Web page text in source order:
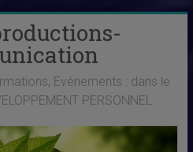
Evènements : dans le
PERSONNEL